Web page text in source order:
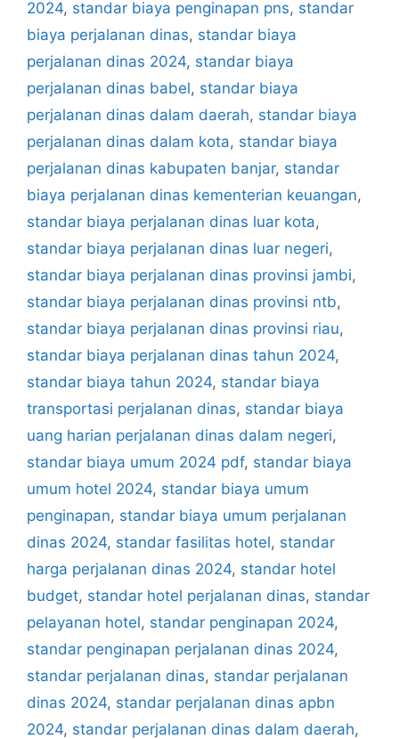
2024, standar biaya penginapan pns, standar
biaya perjalanan dinas, standar biaya
perjalanan dinas 2024, standar biaya
perjalanan dinas babel, standar biaya
perjalanan dinas dalam daerah, standar biaya
perjalanan dinas dalam kota, standar biaya
perjalanan dinas kabupaten banjar, standar
biaya perjalanan dinas kementerian keuangan,
standar biaya perjalanan dinas luar kota,
standar biaya perjalanan dinas luar negeri,
standar biaya perjalanan dinas provinsi jambi,
standar biaya perjalanan dinas provinsi ntb,
standar biaya perjalanan dinas provinsi riau,
standar biaya perjalanan dinas tahun 2024,
standar biaya tahun 2024, standar biaya
transportasi perjalanan dinas, standar biaya
uang harian perjalanan dinas dalam negeri,
standar biaya umum 2024 pdf, standar biaya
umum hotel 2024, standar biaya umum
penginapan, standar biaya umum perjalanan
dinas 2024, standar fasilitas hotel, standar
harga perjalanan dinas 2024, standar hotel
budget, standar hotel perjalanan dinas, standar
pelayanan hotel, standar penginapan 2024,
standar penginapan perjalanan dinas 2024,
standar perjalanan dinas, standar perjalanan
dinas 2024, standar perjalanan dinas apbn
2024, standar perjalanan dinas dalam daerah,